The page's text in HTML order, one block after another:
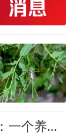
从“零风险零投入”到负债百万：一个养牛项目崩盘后，谁该为农户的贷款买单丨红星调查